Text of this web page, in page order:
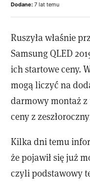
Dodane: 7 lat temu
Ruszyła właśnie
Samsung QLED
ich startowe ceny.
mogą liczyć na
darmowy montaż
ceny z
Kilka dni temu
że pojawił się już
czyli podstawowy